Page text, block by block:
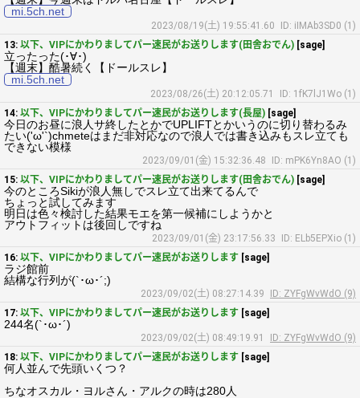
mi.5ch.net
2023/08/19(土) 19:55:41.60
ID: iIMAb3SD0 (1)
13: 以下、VIPにかわりましてパー速民がお送りします(田舎おでん) [sage]
立ったった(･∀･)
【週末】酷暑続く【ドールスレ】
mi.5ch.net
2023/08/26(土) 20:12:05.71
ID: 1fK7lJ1Wo (1)
14: 以下、VIPにかわりましてパー速民がお送りします(長屋) [sage]
今日のお昼に浪人サ終したとかでUPLIFTとかいうのに切り替わるみ
たい('ω'`)chmeteはまだ非対応なので浪人では書き込みもスレ立ても
できない模様
2023/09/01(金) 15:32:36.48
ID: mPK6Yn8AO (1)
15: 以下、VIPにかわりましてパー速民がお送りします(田舎おでん) [sage]
今のところSikiが浪人無しでスレ立て出来てるんで
ちょっと試してみます
明日は色々検討した結果モエを第一候補にしようかと
アウトフィットは後回しですね
2023/09/01(金) 23:17:56.33
ID: ELb5EPXio (1)
16: 以下、VIPにかわりましてパー速民がお送りします [sage]
ラジ館前
結構な行列が(`･ω･´;)
2023/09/02(土) 08:27:14.39
ID: ZYFgWvWdO (9)
17: 以下、VIPにかわりましてパー速民がお送りします [sage]
244名(`･ω･´)
2023/09/02(土) 08:49:19.91
ID: ZYFgWvWdO (9)
18: 以下、VIPにかわりましてパー速民がお送りします [sage]
何人並んで先頭いくつ？
ちなオスカル・ヨルさん・アルクの時は280人